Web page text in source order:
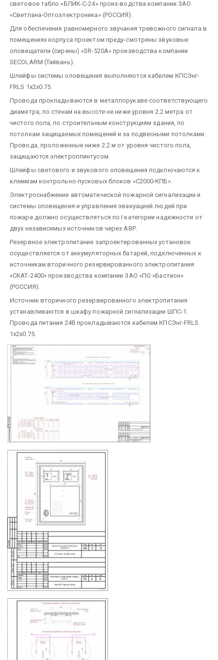
световое табло «БЛИК-С-24» произ-водства компании ЗАО
«Светлана-Оптоэлектроника» (РОССИЯ).
Для обеспечения равномерного звучания тревожного сигнала в
помещениях корпуса проектом преду-смотрены звуковые
оповещатели (сирены) «SR-520A» производства компании
SECOLARM (Тайвань).
Шлейфы системы оповещения выполняются кабелем КПСЭнг-
FRLS 1x2x0.75.
Провода прокладываются в металлорукаве соответствующего
диаметра, по стенам на высоте не ниже уровня 2.2 метра от
чистого пола, по строительным конструкциям здания, по
потолкам защищаемых помещений и за подвесными потолками.
Провода, проложенные ниже 2.2 м от уровня чистого пола,
защищаются электроплинтусом.
Шлейфы светового и звукового оповещения подключаются к
клеммам контрольно-пусковых блоков «С2000-КПБ».
Электроснабжение автоматической пожарной сигнализации и
системы оповещения и управления эвакуацией людей при
пожаре должно осуществляться по I категории надежности от
двух независимых источников через АВР.
Резервное электропитание запроектированных установок
осуществляется от аккумуляторных батарей, подключенных к
источникам вторичного резервированного электропитания
«СКАТ-2400» производства компании ЗАО «ПО «Бастион»
(РОССИЯ).
Источник вторичного резервированного электропитания
устанавливаются в шкафу пожарной сигнализации ШПС-1.
Провода питания 24В прокладываются кабелем КПСЭнг-FRLS
1x2x0.75.